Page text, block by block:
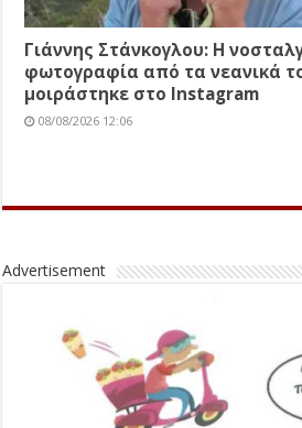
Γιάννης Στάνκογλου: Η
φωτογραφία από τα νεανικά
μοιράστηκε στο Instagram
08/08/2026 12:06
Advertisement